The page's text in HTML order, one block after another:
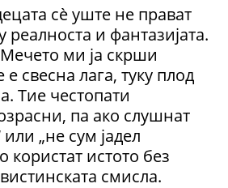
сè уште не прават
реалноста и фантазијата.
ми ја скрши
свесна лага, туку плод
Тие честопати
па ако слушнат
„не сум јадел
користат истото без
смисла.